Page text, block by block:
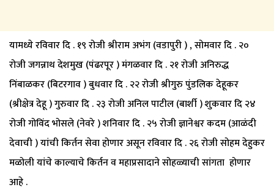
यामध्ये रविवार दि . १९ रोजी श्रीराम अभंग (वडापुरी ) , सोमवार दि . २०
रोजी जगन्नाथ देशमुख (पंढरपूर ) मंगळवार दि . २१ रोजी अनिरुद्ध
निंबाळकर (बिटरगाव ) बुधवार दि . २२ रोजी श्रीगुरु पुंडलिक देहूकर
(श्रीक्षेत्र देहू ) गुरुवार दि . २३ रोजी अनिल पाटील (बार्शी ) शुकवार दि २४
रोजी गोविंद भोसले (नेवरे ) शनिवार दि . २५ रोजी ज्ञानेश्वर कदम (आळंदी
देवाची ) यांची किर्तन सेवा होणार असून रविवार दि . २६ रोजी सोहम देहुकर
मळोली यांचे काल्याचे किर्तन व महाप्रसादाने सोहळ्याची सांगता होणार
आहे .